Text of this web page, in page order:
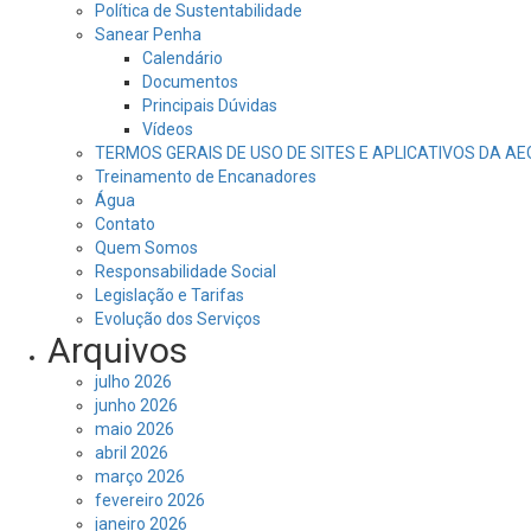
Política de Sustentabilidade
Sanear Penha
Calendário
Documentos
Principais Dúvidas
Vídeos
TERMOS GERAIS DE USO DE SITES E APLICATIVOS DA
Treinamento de Encanadores
Água
Contato
Quem Somos
Responsabilidade Social
Legislação e Tarifas
Evolução dos Serviços
Arquivos
julho 2026
junho 2026
maio 2026
abril 2026
março 2026
fevereiro 2026
janeiro 2026